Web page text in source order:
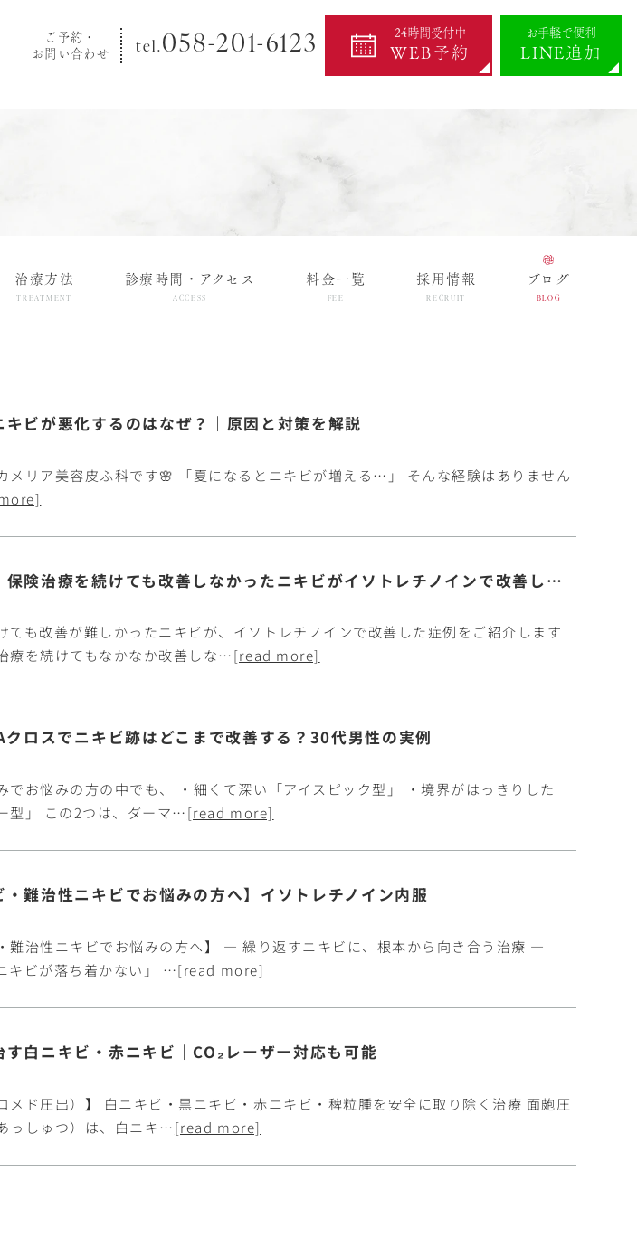
ご予約・
お問い合わせ
tel.058-201-6123 24時間受付中
WEB予約
お手軽で便利
LINE追加
治療方法
TREATMENT
診療時間・アクセス
ACCESS
料金一覧
FEE
採用情報
RECRUIT
ブログ
BLOG
キビが悪化するのはなぜ？｜原因と対策を解説
メリア美容皮ふ科です🌸 「夏になるとニキビが増える…」 そんな経験はありません
【症例紹介】保険治療を続けても改善しなかったニキビがイソトレチノインで改善した10代女性の症例
ても改善が難しかったニキビが、イソトレチノインで改善した症例をご紹介します
療を続けてもなかなか改善しな…[read more]
クロスでニキビ跡はどこまで改善する？30代男性の実例
でお悩みの方の中でも、 ・細くて深い「アイスピック型」 ・境界がはっきりした
型」 この2つは、ダーマ…[read more]
・難治性ニキビでお悩みの方へ】イソトレチノイン内服
難治性ニキビでお悩みの方へ】 ― 繰り返すニキビに、根本から向き合う治療 ―
キビが落ち着かない」 …[read more]
す白ニキビ・赤ニキビ｜CO₂レーザー対応も可能
メド圧出）】 白ニキビ・黒ニキビ・赤ニキビ・稗粒腫を安全に取り除く治療 面皰圧
っしゅつ）は、白ニキ…[read more]